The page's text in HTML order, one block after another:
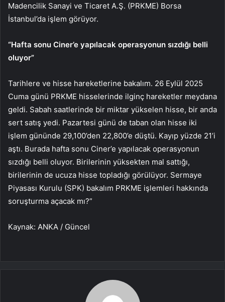
Madencilik Sanayi ve Ticaret A.Ş. (PRKME) Borsa
İstanbul’da işlem görüyor.
“Hafta sonu Ciner’e yapılacak operasyonun sızdığı belli
oluyor”
Tarihlere ve hisse hareketlerine bakalım. 26 Eylül 2025
Cuma günü PRKME hisselerinde ilginç hareketler meydana
geldi. Sabah saatlerinde bir miktar yükselen hisse, bir anda
sert satış yedi. Pazartesi günü de taban olan hisse iki
işlem gününde 29,100’den 22,800’e düştü. Kayıp yüzde 21’i
aştı. Burada hafta sonu Ciner’e yapılacak operasyonun
sızdığı belli oluyor. Birilerinin yüksekten mal sattığı,
birilerinin de ucuza hisse topladığı görülüyor. Sermaye
Piyasası Kurulu (SPK) bakalım PRKME işlemleri hakkında
soruşturma açacak mı?”
Kaynak: ANKA / Güncel